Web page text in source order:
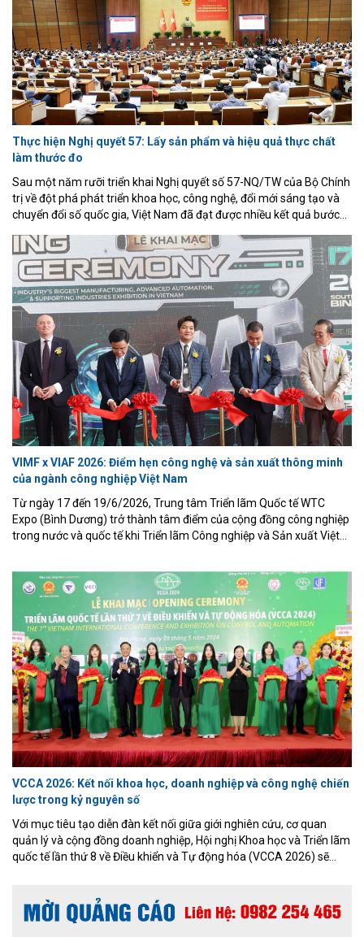
Thực hiện Nghị quyết 57: Lấy sản phẩm và hiệu quả thực chất
làm thước đo
Sau một năm rưỡi triển khai Nghị quyết số 57-NQ/TW của Bộ Chính
trị về đột phá phát triển khoa học, công nghệ, đổi mới sáng tạo và
chuyển đổi số quốc gia, Việt Nam đã đạt được nhiều kết quả bước
chức thực hiện. Tại Hội nghị toàn quốc sơ kết 18 tháng triển khai
Nghị quyết 57 diễn ra chiều 1/7, Tổng Bí thư, Chủ tịch nước Tô Lâm
đã đưa ra thông điệp xuyên suốt: giai đoạn tiếp theo phải chuyển
mạnh từ xây dựng cơ chế sang tạo ra sản phẩm, từ hoàn thành
nhiệm vụ sang tạo ra giá trị thực chất, coi hiệu quả cuối cùng là
thước đo của mọi hoạt động.
VIMF x VIAF 2026: Điểm hẹn công nghệ và sản xuất thông minh
của ngành công nghiệp Việt Nam
Từ ngày 17 đến 19/6/2026, Trung tâm Triển lãm Quốc tế WTC
Expo (Bình Dương) trở thành tâm điểm của cộng đồng công nghiệp
trong nước và quốc tế khi Triển lãm Công nghiệp và Sản xuất Việt
Industrial Automation Fiesta – VIAF) chính thức diễn ra với chủ đề
“Cơ hội giao thương quốc tế – Kết nối tương lai công nghiệp”.
VCCA 2026: Kết nối khoa học, doanh nghiệp và công nghệ chiến
lược trong kỷ nguyên số
Với mục tiêu tạo diễn đàn kết nối giữa giới nghiên cứu, cơ quan
quản lý và cộng đồng doanh nghiệp, Hội nghị Khoa học và Triển lãm
quốc tế lần thứ 8 về Điều khiển và Tự động hóa (VCCA 2026) sẽ
Kỷ nguyên số”.